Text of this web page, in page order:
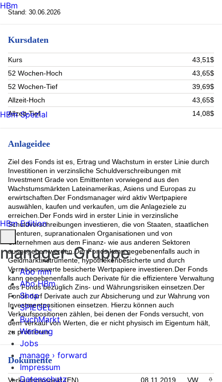
Stand: 30.06.2026
Kursdaten
Kurs
43,51$
52 Wochen-Hoch
43,65$
52 Wochen-Tief
39,69$
Allzeit-Hoch
43,65$
Allzeit-Tief
14,08$
Anlageidee
Ziel des Fonds ist es, Ertrag und Wachstum in erster Linie durch
Investitionen in verzinsliche Schuldverschreibungen mit
Investment Grade von Emittenten vorwiegend aus den
Wachstumsmärkten Lateinamerikas, Asiens und Europas zu
erwirtschaften.Der Fondsmanager wird aktiv Wertpapiere
auswählen, kaufen und verkaufen, um die Anlageziele zu
erreichen.Der Fonds wird in erster Linie in verzinsliche
Schuldverschreibungen investieren, die von Staaten, staatlichen
Agenturen, supranationalen Organisationen und von
Unternehmen aus dem Finanz- wie aus anderen Sektoren
ausgegeben werden.Der Fonds kann gegebenenfalls auch in
Geldmarktinstrumente, hypothekenbesicherte und durch
Vermögenswerte besicherte Wertpapiere investieren.Der Fonds
kann gegebenenfalls auch Derivate für die effizientere Verwaltung
des Fonds bezüglich Zins- und Währungsrisiken einsetzen.Der
Fonds darf Derivate auch zur Absicherung und zur Wahrung von
Investmentpositionen einsetzen. Hierzu können auch
Verkaufspositionen zählen, bei denen der Fonds versucht, von
dem Verkauf von Werten, die er nicht physisch im Eigentum hält,
zu profitieren.
Dokumente
Verkaufsprospekt (EN) 08.11.2019 VW
HBm
HBm Spezial
HBm Edition
manager-Gruppe
Abo mm
Abo HBm
Shop
SPIEGEL
BuchMarkt
Werbung
Jobs
manage › forward
Impressum
Datenschutz